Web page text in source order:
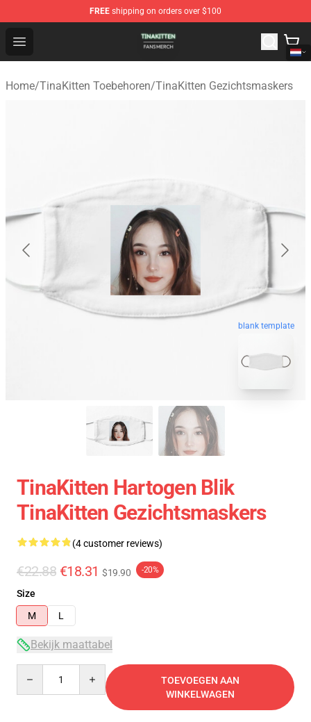
FREE shipping on orders over $100
Open menu
TinaKitten Shop - Official TinaKitten Merchandise Store
Home/TinaKitten Toebehoren/TinaKitten Gezichtsmaskers
blank template
TinaKitten Hartogen Blik
TinaKitten Gezichtsmaskers
(4 customer reviews)
€22.88 €18.31 $19.90 -20%
Size
M
L
Bekijk maattabel
TOEVOEGEN AAN
WINKELWAGEN